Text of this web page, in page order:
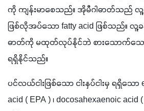
ကို ကျန်းမာစေသည်။ အိုမီဂါဓာတ်သည်
ဖြစ်လိုအပ်သော fatty acid ဖြစ်သည်။ လူ့
ဓာတ်ကို မထုတ်လုပ်နိုင်ဘဲ စားသောက်သော
ရရှိနိုင်သည်။
ပင်လယ်ငါးဖြစ်သော ငါးနှပ်ငါးမှ ရရှိသော
acid ( EPA ) ၊ docosahexaenoic acid